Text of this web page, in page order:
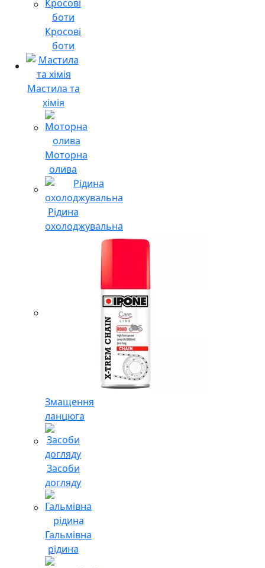
Кросові
боти
Мастила та
хімія
Моторна
олива
Рідина
охолоджувальна
Змащення
ланцюга
Засоби
догляду
Гальмівна
рідина